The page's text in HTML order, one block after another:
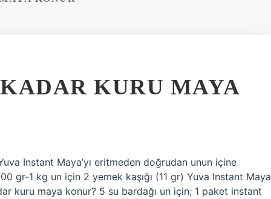
KURU MAYA
Instant Maya’yı eritmeden doğrudan unun içine
gr-1 kg un için 2 yemek kaşığı (11 gr) Yuva Instant Maya
kuru maya konur? 5 su bardağı un için; 1 paket instant